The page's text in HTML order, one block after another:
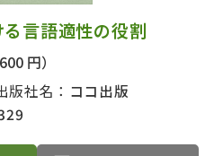
言語適性の役割
円）
版社名： ココ出版